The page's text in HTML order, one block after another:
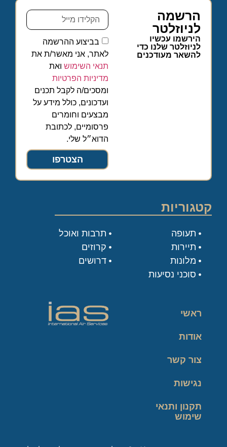
הרשמה
לניוזלטר
הירשמו עכשיו
לניוזלטר שלנו כדי
להשאר מעודכנים
בביצוע ההרשמה
לאתר, אני מאשר/ת את
תנאי השימוש ואת
מדיניות הפרטיות
ומסכים/ה לקבל תכנים
ועדכונים, כולל מידע על
מבצעים וחומרים
פרסומיים, לכתובת
הדוא״ל שלי.
הצטרפו
קטגוריות
תעופה
תיירות
מלונות
סוכני נסיעות
תרבות ואוכל
קרוזים
דרושים
ראשי
אודות
צור קשר
נגישות
תקנון ותנאי
שימוש